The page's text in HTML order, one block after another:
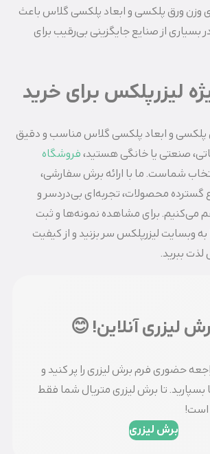
وزن ورق پلکسی و ابعاد پلکسی گلاس باعث
از صنایع جایگزینی بی‌رقیب برای
لیزرپلکس برای خرید
پلکسی و ابعاد پلکسی گلاس مناسب و دقیق
صنعتی یا خانگی هستید،فروشگاه
شماست. ما با ارائه برش سفارشی،
گسترده محصولات، تجربه‌ای بی‌دردسر و
می‌کنیم. برای مشاهده نمونه‌ها و ثبت
وبسایت لیزرپلکس سر بزنید و از کیفیت
ببرید.
لیزری آنلاین! 😊
حضوری فرم برش لیزری را پر کنید و
بسپارید. تا برش لیزری متریال شما فقط
است!
برش لیزری